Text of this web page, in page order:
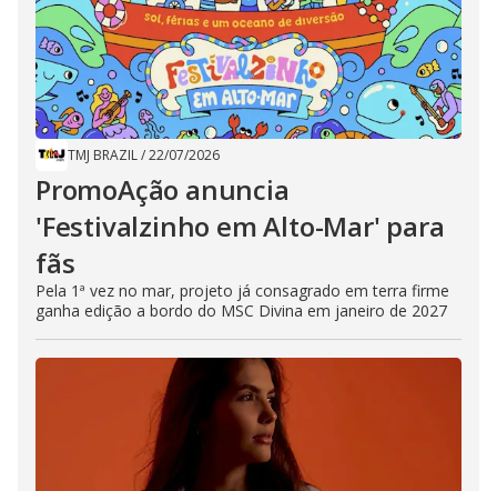
TMJ BRAZIL/22/07/2026
PromoAção anuncia
'Festivalzinho em Alto-Mar' para
fãs
Pela 1ª vez no mar, projeto já consagrado em terra firme
ganha edição a bordo do MSC Divina em janeiro de 2027